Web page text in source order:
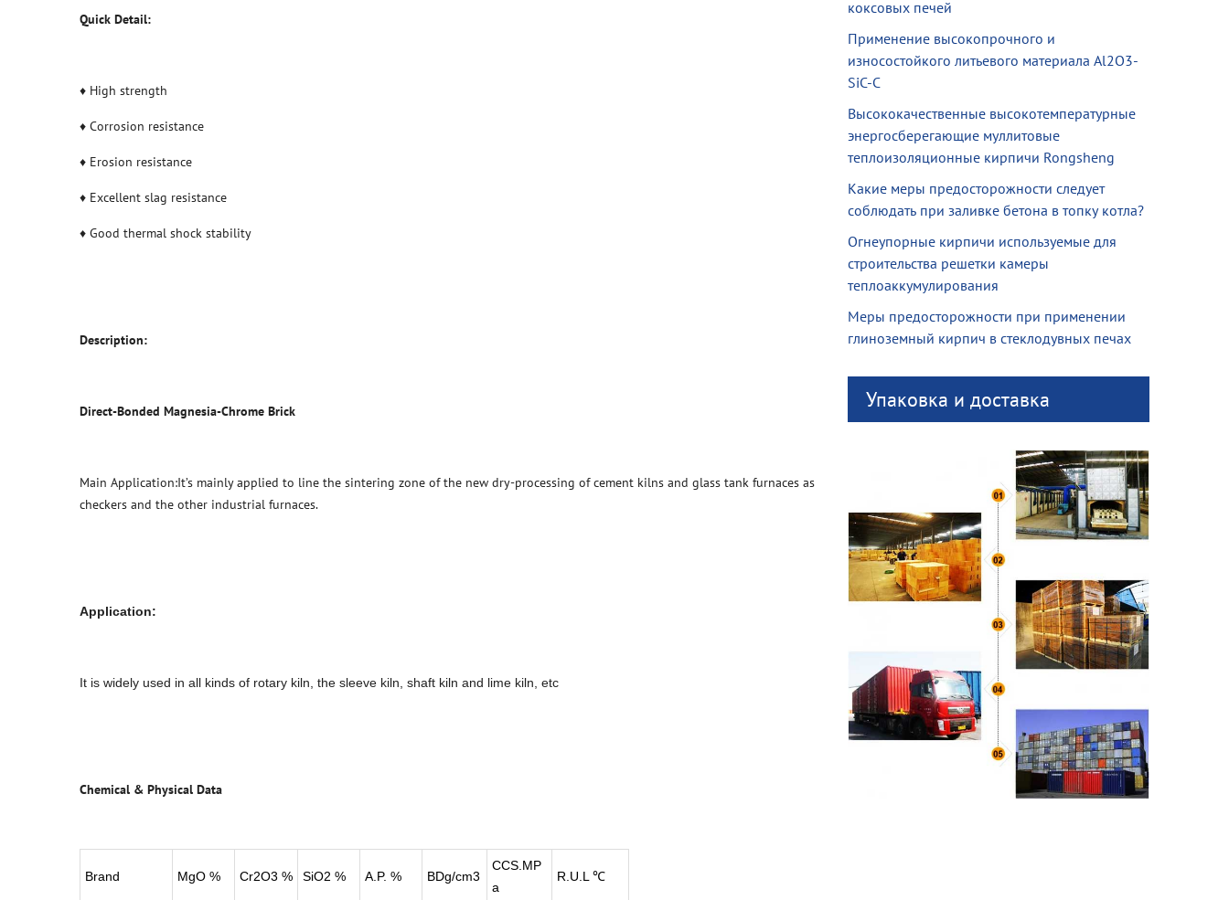
Quick Detail:
♦ High strength
♦ Corrosion resistance
♦ Erosion resistance
♦ Excellent slag resistance
♦ Good thermal shock stability
Description:
Direct-Bonded Magnesia-Chrome Brick
Main Application:It’s mainly applied to line the sintering zone of the new dry-processing of cement kilns and glass tank furnaces as
checkers and the other industrial furnaces.
Application:
It is widely used in all kinds of rotary kiln, the sleeve kiln, shaft kiln and lime kiln, etc
Chemical & Physical Data
Brand MgO % Cr2O3 % SiO2 % A.P. % BDg/cm3
CCS.MP
a
R.U.L ℃
коксовых печей
Применение высокопрочного и
износостойкого литьевого материала Al2O3-
SiC-C
Высококачественные высокотемпературные
энергосберегающие муллитовые
теплоизоляционные кирпичи Rongsheng
Какие меры предосторожности следует
соблюдать при заливке бетона в топку котла?
Огнеупорные кирпичи используемые для
строительства решетки камеры
теплоаккумулирования
Меры предосторожности при применении
глиноземный кирпич в стеклодувных печах
Упаковка и доставка